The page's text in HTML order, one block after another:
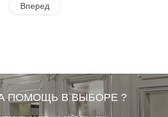
Вперед
ПОМОЩЬ В ВЫБОРЕ ?